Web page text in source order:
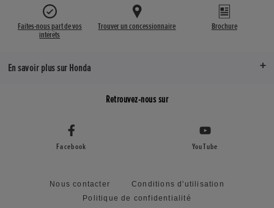
Faites-nous part de vos
intérêts
Trouver un concessionnaire Brochure
En savoir plus sur Honda
Retrouvez-nous sur
Facebook YouTube
Nous contacter
Conditions d'utilisation
Politique de confidentialité